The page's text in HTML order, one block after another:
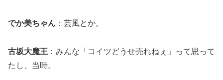
でか美ちゃん ：芸風とか。
古坂大魔王 ：みんな「コイツどうせ売れねぇ」って思って
たし、当時。